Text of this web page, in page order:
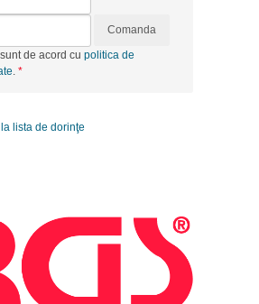
Comanda
de acord cu politica de
lista de dorinţe